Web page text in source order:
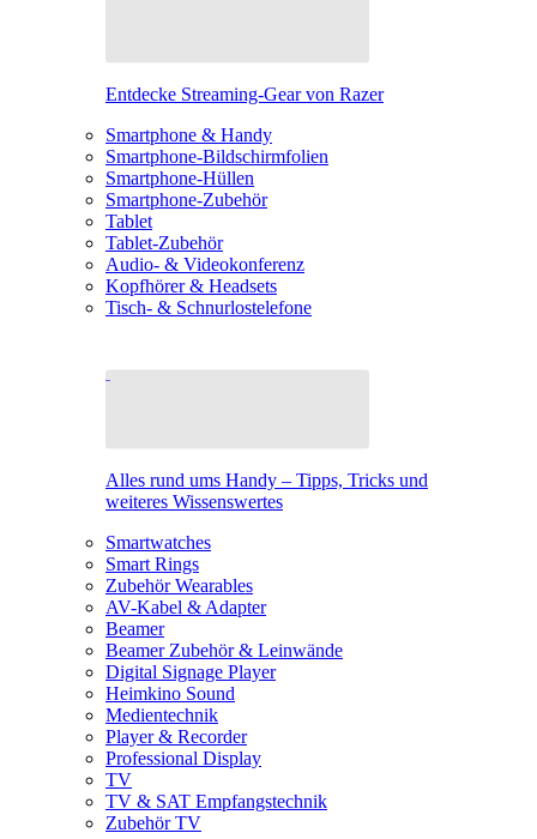
Entdecke Streaming-Gear von Razer
Smartphone & Handy
Smartphone-Bildschirmfolien
Smartphone-Hüllen
Smartphone-Zubehör
Tablet
Tablet-Zubehör
Audio- & Videokonferenz
Kopfhörer & Headsets
Tisch- & Schnurlostelefone
Alles rund ums Handy – Tipps, Tricks und
weiteres Wissenswertes
Smartwatches
Smart Rings
Zubehör Wearables
AV-Kabel & Adapter
Beamer
Beamer Zubehör & Leinwände
Digital Signage Player
Heimkino Sound
Medientechnik
Player & Recorder
Professional Display
TV
TV & SAT Empfangstechnik
Zubehör TV